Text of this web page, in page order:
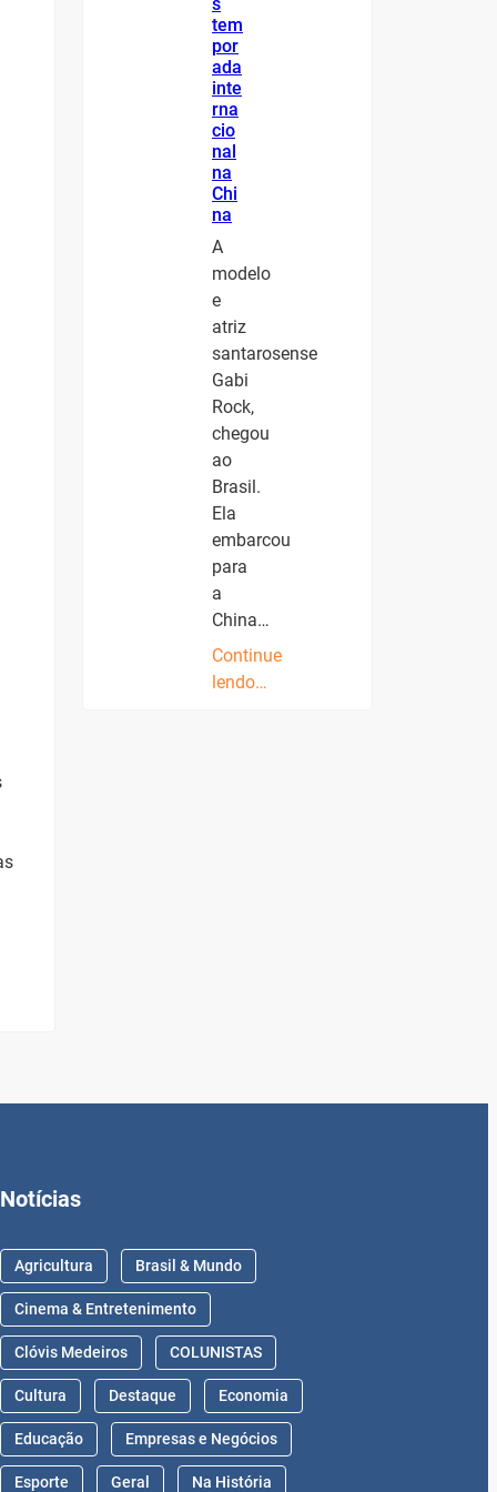
s
tem
por
ada
inte
rna
cio
nal
na
Chi
na
A
modelo
e
atriz
santarosense
Gabi
Rock,
chegou
ao
Brasil.
Ela
embarcou
para
a
China…
Continue
lendo…
Notícias
Agricultura Brasil & Mundo
Cinema & Entretenimento
Clóvis Medeiros COLUNISTAS
Cultura Destaque Economia
Educação Empresas e Negócios
Esporte Geral Na História